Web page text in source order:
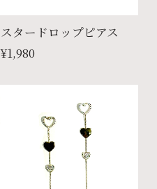
スタードロップピアス
¥1,980